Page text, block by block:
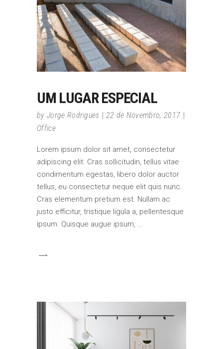
UM LUGAR ESPECIAL
by Jorge Rodrigues
22 de Novembro, 2017
Office
Lorem ipsum dolor sit amet, consectetur
adipiscing elit. Cras sollicitudin, tellus vitae
condimentum egestas, libero dolor auctor
tellus, eu consectetur neque elit quis nunc.
Cras elementum pretium est. Nullam ac
justo efficitur, tristique ligula a, pellentesque
ipsum. Quisque augue ipsum,